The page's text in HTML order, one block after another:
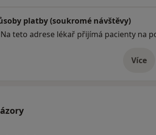
platby (soukromé návštěvy)
Na teto adrese lékař přijímá pacienty na
Více
o